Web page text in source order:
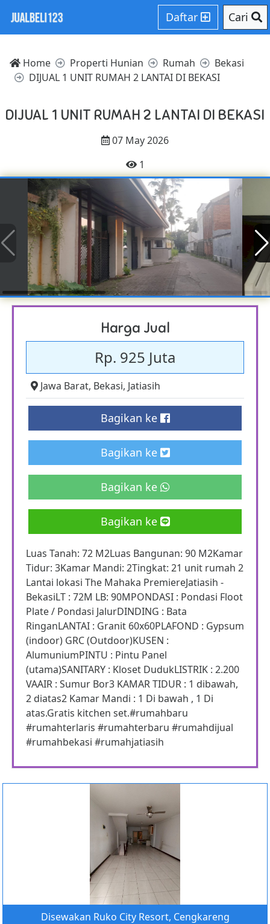
Daftar Cari
Home Properti Hunian Rumah
Bekasi
DIJUAL 1 UNIT RUMAH 2 LANTAI DI BEKASI
DIJUAL 1 UNIT RUMAH 2 LANTAI DI BEKASI
07 May 2026
1
Harga Jual
Rp. 925 Juta
Jawa Barat, Bekasi, Jatiasih
Bagikan ke
Bagikan ke
Bagikan ke
Bagikan ke
Luas Tanah: 72 M2Luas Bangunan: 90 M2Kamar
Tidur: 3Kamar Mandi: 2Tingkat: 21 unit rumah 2
Lantai lokasi The Mahaka PremiereJatiasih -
BekasiLT : 72M LB: 90MPONDASI : Pondasi Floot
Plate / Pondasi JalurDINDING : Bata
RinganLANTAI : Granit 60x60PLAFOND : Gypsum
(indoor) GRC (Outdoor)KUSEN :
AlumuniumPINTU : Pintu Panel
(utama)SANITARY : Kloset DudukLISTRIK : 2.200
VAAIR : Sumur Bor3 KAMAR TIDUR : 1 dibawah,
2 diatas2 Kamar Mandi : 1 Di bawah , 1 Di
atas.Gratis kitchen set.#rumahbaru
#rumahterlaris #rumahterbaru #rumahdijual
#rumahbekasi #rumahjatiasih
Disewakan Ruko City Resort, Cengkareng